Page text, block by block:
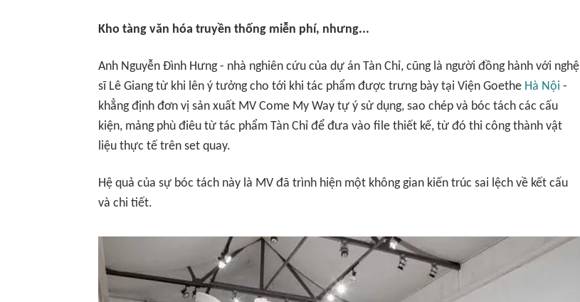
Kho tàng văn hóa truyền thống miễn phí, nhưng...
Anh Nguyễn Đình Hưng - nhà nghiên cứu của dự án Tàn Chỉ, cũng là người đồng hành với nghệ
sĩ Lê Giang từ khi lên ý tưởng cho tới khi tác phẩm được trưng bày tại Viện Goethe Hà Nội -
khẳng định đơn vị sản xuất MV Come My Way tự ý sử dụng, sao chép và bóc tách các cấu
kiện, mảng phù điêu từ tác phẩm Tàn Chỉ để đưa vào file thiết kế, từ đó thi công thành vật
liệu thực tế trên set quay.
Hệ quả của sự bóc tách này là MV đã trình hiện một không gian kiến trúc sai lệch về kết cấu
và chi tiết.